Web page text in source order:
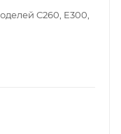
C260, E300,